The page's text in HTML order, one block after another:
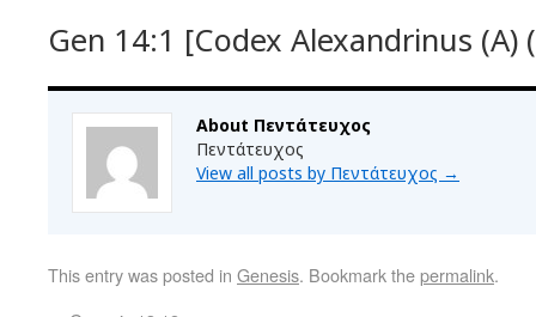
Gen 14:1 [Codex Alexandrinus
About Πεντάτευχος
Πεντάτευχος
View all posts by Πεντάτευχος →
This entry was posted in Genesis. Bookmark thepermalink.